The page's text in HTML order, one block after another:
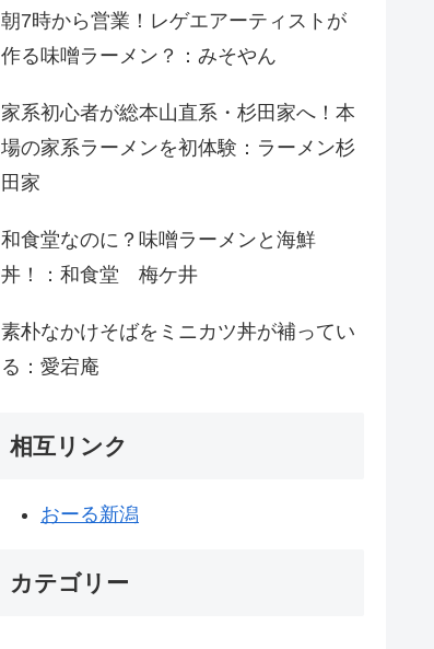
朝7時から営業！レゲエアーティストが
作る味噌ラーメン？：みそやん
家系初心者が総本山直系・杉田家へ！本
場の家系ラーメンを初体験：ラーメン杉
田家
和食堂なのに？味噌ラーメンと海鮮
丼！：和食堂 梅ケ井
素朴なかけそばをミニカツ丼が補ってい
る：愛宕庵
相互リンク
おーる新潟
カテゴリー